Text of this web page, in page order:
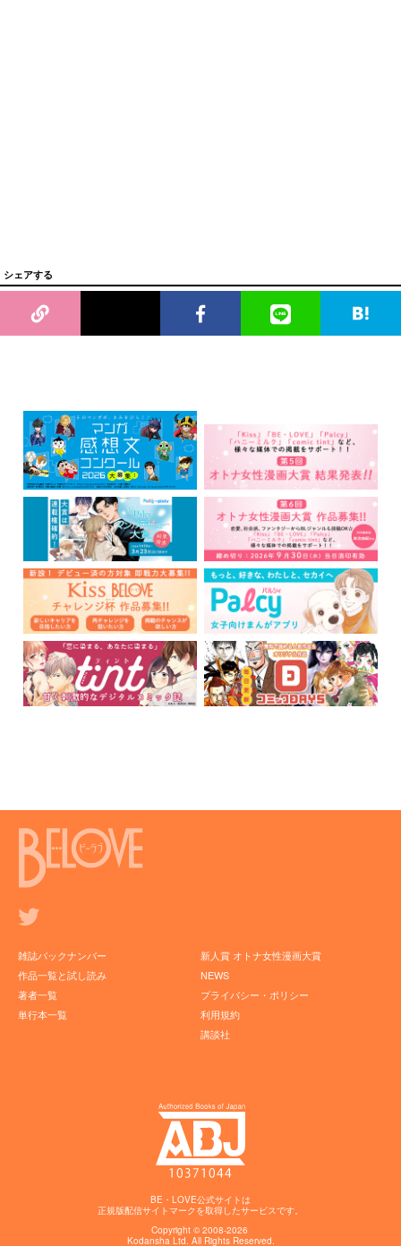
シェアする
雑誌バックナンバー
作品一覧と試し読み
著者一覧
単行本一覧
新人賞 オトナ女性漫画大賞
NEWS
プライバシー・ポリシー
利用規約
講談社
BE・LOVE公式サイトは
正規版配信サイトマークを取得したサービスです。
Copyright © 2008-2026
Kodansha Ltd. All Rights Reserved.